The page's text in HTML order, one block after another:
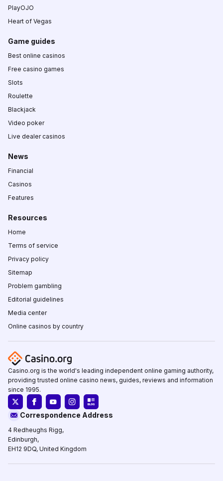
PlayOJO
Heart of Vegas
Game guides
Best online casinos
Free casino games
Slots
Roulette
Blackjack
Video poker
Live dealer casinos
News
Financial
Casinos
Features
Resources
Home
Terms of service
Privacy policy
Sitemap
Problem gambling
Editorial guidelines
Media center
Online casinos by country
Casino.org is the world's leading independent online gaming authority,
providing trusted online casino news, guides, reviews and information
since 1995.
Correspondence Address
4 Redheughs Rigg,
Edinburgh,
EH12 9DQ, United Kingdom